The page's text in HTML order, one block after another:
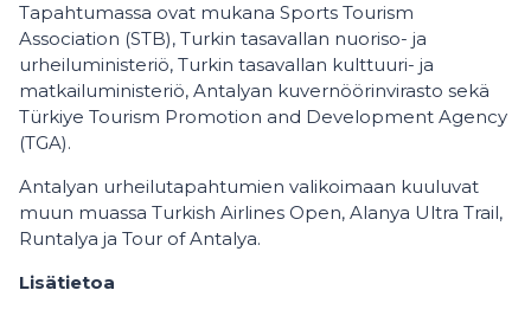
Tapahtumassa ovat mukana Sports Tourism
Association (STB), Turkin tasavallan nuoriso- ja
urheiluministeriö, Turkin tasavallan kulttuuri- ja
matkailuministeriö, Antalyan kuvernöörinvirasto sekä
Türkiye Tourism Promotion and Development Agency
(TGA).
Antalyan urheilutapahtumien valikoimaan kuuluvat
muun muassa Turkish Airlines Open, Alanya Ultra Trail,
Runtalya ja Tour of Antalya.
Lisätietoa